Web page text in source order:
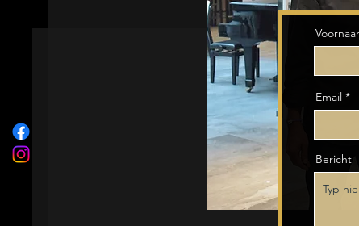
Email
Bericht